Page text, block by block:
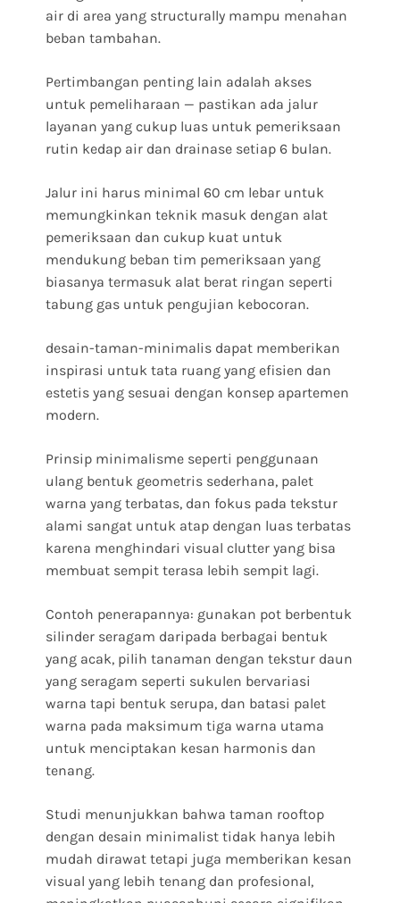
air di area yang structurally mampu menahan
beban tambahan.
Pertimbangan penting lain adalah akses
untuk pemeliharaan — pastikan ada jalur
layanan yang cukup luas untuk pemeriksaan
rutin kedap air dan drainase setiap 6 bulan.
Jalur ini harus minimal 60 cm lebar untuk
memungkinkan teknik masuk dengan alat
pemeriksaan dan cukup kuat untuk
mendukung beban tim pemeriksaan yang
biasanya termasuk alat berat ringan seperti
tabung gas untuk pengujian kebocoran.
desain-taman-minimalis dapat memberikan
inspirasi untuk tata ruang yang efisien dan
estetis yang sesuai dengan konsep apartemen
modern.
Prinsip minimalisme seperti penggunaan
ulang bentuk geometris sederhana, palet
warna yang terbatas, dan fokus pada tekstur
alami sangat untuk atap dengan luas terbatas
karena menghindari visual clutter yang bisa
membuat sempit terasa lebih sempit lagi.
Contoh penerapannya: gunakan pot berbentuk
silinder seragam daripada berbagai bentuk
yang acak, pilih tanaman dengan tekstur daun
yang seragam seperti sukulen bervariasi
warna tapi bentuk serupa, dan batasi palet
warna pada maksimum tiga warna utama
untuk menciptakan kesan harmonis dan
tenang.
Studi menunjukkan bahwa taman rooftop
dengan desain minimalist tidak hanya lebih
mudah dirawat tetapi juga memberikan kesan
visual yang lebih tenang dan profesional,